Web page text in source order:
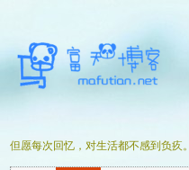
但愿每次回忆，对生活都不感到负疚。